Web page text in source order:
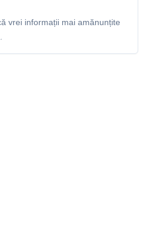
vrei informații mai amănunțite